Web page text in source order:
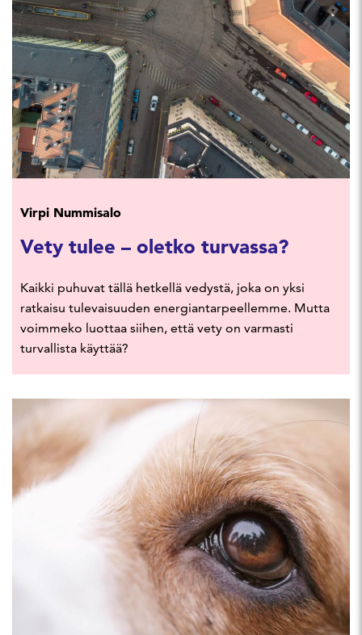
Virpi Nummisalo
Vety tulee – oletko turvassa?
Kaikki puhuvat tällä hetkellä vedystä, joka on yksi
ratkaisu tulevaisuuden energiantarpeellemme. Mutta
voimmeko luottaa siihen, että vety on varmasti
turvallista käyttää?